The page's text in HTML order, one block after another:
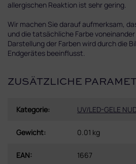
allergischen Reaktion ist sehr gering.
Wir machen Sie darauf aufmerksam,
und die tatsächliche Farbe
Darstellung der Farben wird durch die
Endgerätes beeinflusst.
ZUSÄTZLICHE
Kategorie: UV/LED-GELE
Gewicht: 0.01 kg
EAN: 1667